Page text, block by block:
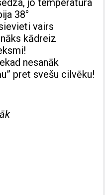
jo temperatūra
38°
vairs
kādreiz
nesanāk
pret svešu cilvēku!